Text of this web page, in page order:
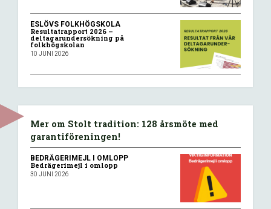
ESLÖVS FOLKHÖGSKOLA
Resultatrapport 2026 –
deltagarundersökning på
folkhögskolan
10 JUNI 2026
Mer om Stolt tradition: 128 årsmöte med
garantiföreningen!
BEDRÄGERIMEJL I OMLOPP
Bedrägerimejl i omlopp
30 JUNI 2026